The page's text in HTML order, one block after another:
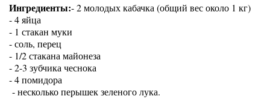
Ингредиенты:- 2 молодых кабачка (общий вес около 1 кг)
- 4 яйца
- 1 стакан муки
- соль, перец
- 1/2 стакана майонеза
- 2-3 зубчика чеснока
- 4 помидора
- несколько перышек зеленого лука.